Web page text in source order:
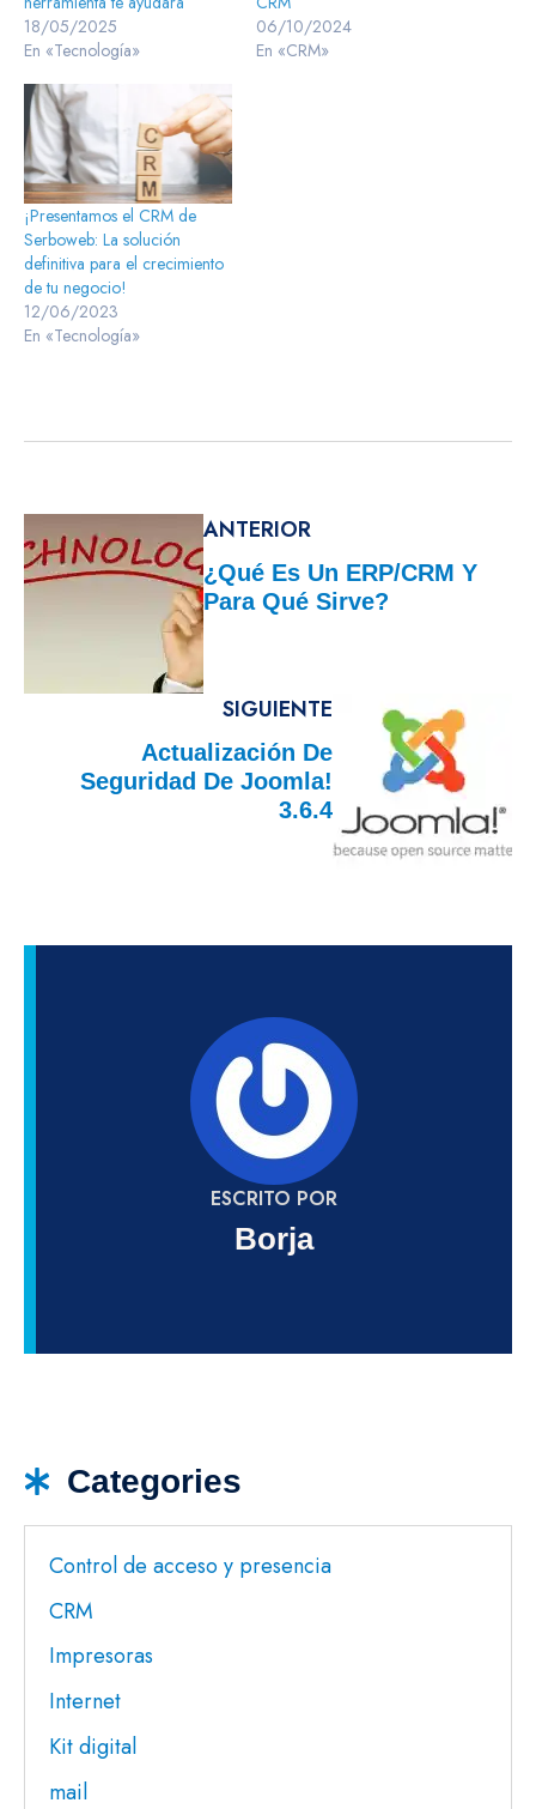
18/05/2025
En «Tecnología»
06/10/2024
En «CRM»
¡Presentamos el CRM de
Serboweb: La solución
definitiva para el crecimiento
de tu negocio!
12/06/2023
En «Tecnología»
ANTERIOR
¿Qué Es Un ERP/CRM Y
Para Qué Sirve?
SIGUIENTE
Actualización De
Seguridad De Joomla!
3.6.4
ESCRITO POR
Borja
Categories
Control de acceso y presencia
CRM
Impresoras
Internet
Kit digital
mail